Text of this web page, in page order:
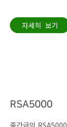
자세히 보기
RSA5000